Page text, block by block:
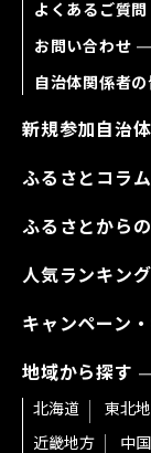
よくあるご質問
お問い合わせ
自治体関係者
新規参加自治
ふるさとコラ
ふるさとから
人気ランキング
キャンペーン
地域から探す
北海道 東北
近畿地方
中